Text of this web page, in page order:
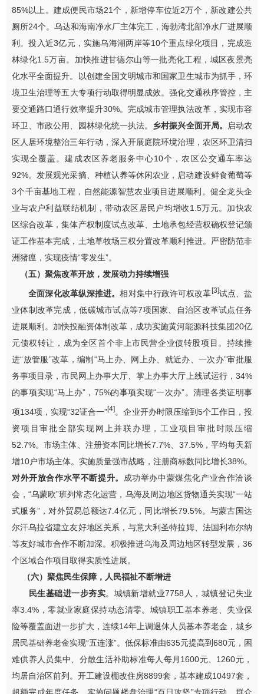
85%以上。建成便民市场21个，新增停车位近2万个，新改建公共
厕所24个。乌达和海南净水厂主体完工，海勃湾北部净水厂进展顺
利。投入近3亿元，实施乌海湖两岸等10个重点绿化项目，完成造
林绿化1.5万亩。加快推进甘德尔山等一批亮化工程，城区夜景亮
化水平全面提升。以创建全国文明城市和国家卫生城市为抓手， 环
境卫生治理等五大专项行动取得明显成效。强化交通秩序管控，主
要交通路口通行效率提升30%。 完成城市管理执法改革，实现市容
环卫、市政公用、园林绿化统一执法。
乡村振兴全面开局。
启动农
区人居环境整治三年行动，深入开展庭院环境治理 ，农区环卫清扫
实现全覆盖。建成农区养老服务中心10个，农区公交通车率达
92%。发展观光采摘、种植认养等休闲农业，启动建设鲜食葡萄等
3个千亩基地工程 ， 自然能源智慧农业项目进展顺利 。 健全龙头企
业与农户利益联结机制，带动农区居民户均增收1.5万元。 加快农
区综合改革，集体产权制度试点改革、土地承包经营权确权登记颁
证工作基本完成，土地草牧场三权分置改革顺利 推进。 严密防范非
洲猪瘟，实现疫情“零发生”。
（五） 聚焦改革开放，发展动力持续增强
全面深化改革纵深推进。相对集中行政许可权改革 [3]试点 、盐
业体制改革完成，低碳城市试点等7项国家、自治区改革试点任务
进展顺利。加快投融资体制改革，成功实施黄河能源科技集团20亿
元债权转让，成为全区首个非上市民营企业债转股项目。 持续推
进“放管服”改革，编制 “马上办、网上办、就近办、一次办”审批服
务事项目录，市民网上办事大厅、掌上办事大厅上线试运行，34%
的事项实现“马上办” ， 75%的事项实现“一次办”。清理各类证明事
项134项，实现“32证合一”[4]。企业开办时限压缩到5个工作日，投
资项目审批全部实现网上并联办理，工业项目审批时限 压缩
52.7%。市场主体、注册资本同比增长7.7% 37.5%，平均每天新
增10户市场主体。实施质量强市战略， 注册商标数同比增长38%。
对外开放合作水平不断提升。 成功举办中蒙煤焦化产业合作洽谈
会，“乌蒙欧”班列常态化运营，乌海及周边地区货物通关实现“一站
式服务”，对外贸易总额达7.4亿元，同比增长79.5%。与蒙古国达
尔汗乌拉省建立友好地区关系，与意大利圣特拉姆、法国利布尔纳
等友好城市合作不断加深。积极推进乌海及周边地区转型发展， 36
个区域合作项目取得实质性进展。
（六） 聚焦民生保障 ，人民福祉不断增进
民生基础进一步夯实。 城镇新增就业7758 人，城镇登记失业
率3.4% ，零就业家庭保持动态清零。城镇职工基本养老、失业保
险等覆盖面进一步扩大，连续14年上调退休人员基本养老金，城乡
居民基础养老金实现“五连涨”。低保标准由635元提高到680元，困
难供养人员集中、分散生活补助标准每人每月 1600元、 1260元，
均居自治区前列。开工建设棚改住房8899套 ， 基本建成10497套，
超额完成年度任务。实施问题楼盘治理“百日攻坚”专项行动，群众